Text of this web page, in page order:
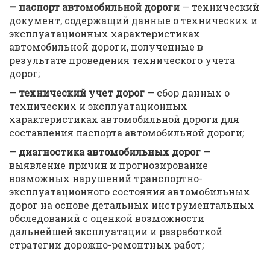
— паспорт автомобильной дороги — технический
документ, содержащий данные о технических и
эксплуатационных характеристиках
автомобильной дороги, полученные в
результате проведения технического учета
дорог;
— технический учет дорог — сбор данных о
технических и эксплуатационных
характеристиках автомобильной дороги для
составления паспорта автомобильной дороги;
— диагностика автомобильных дорог —
выявление причин и прогнозирование
возможных нарушений транспортно-
эксплуатационного состояния автомобильных
дорог на основе детальных инструментальных
обследований с оценкой возможности
дальнейшей эксплуатации и разработкой
стратегии дорожно-ремонтных работ;